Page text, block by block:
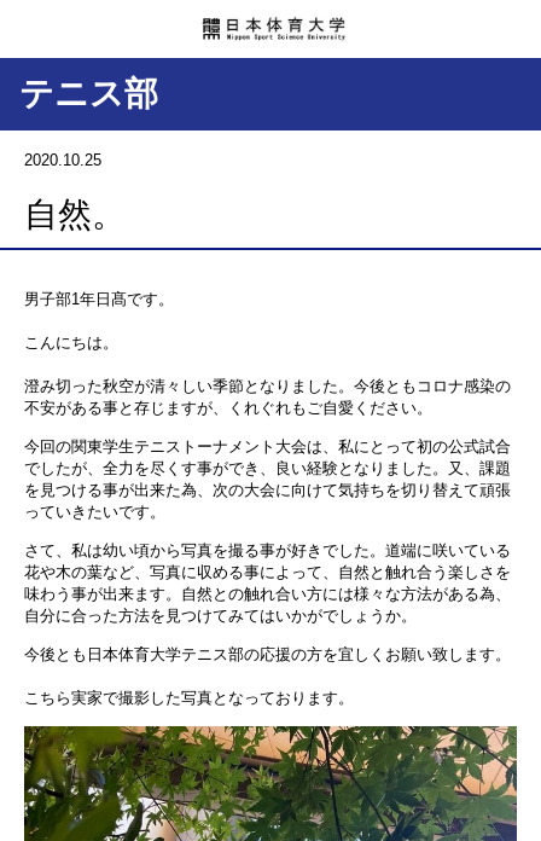
テニス部
2020.10.25
自然。
男子部1年日髙です。
こんにちは。
澄み切った秋空が清々しい季節となりました。今後ともコロナ感染の
不安がある事と存じますが、くれぐれもご自愛ください。
今回の関東学生テニストーナメント大会は、私にとって初の公式試合
でしたが、全力を尽くす事ができ、良い経験となりました。又、課題
を見つける事が出来た為、次の大会に向けて気持ちを切り替えて頑張
っていきたいです。
さて、私は幼い頃から写真を撮る事が好きでした。道端に咲いている
花や木の葉など、写真に収める事によって、自然と触れ合う楽しさを
味わう事が出来ます。自然との触れ合い方には様々な方法がある為、
自分に合った方法を見つけてみてはいかがでしょうか。
今後とも日本体育大学テニス部の応援の方を宜しくお願い致します。
こちら実家で撮影した写真となっております。